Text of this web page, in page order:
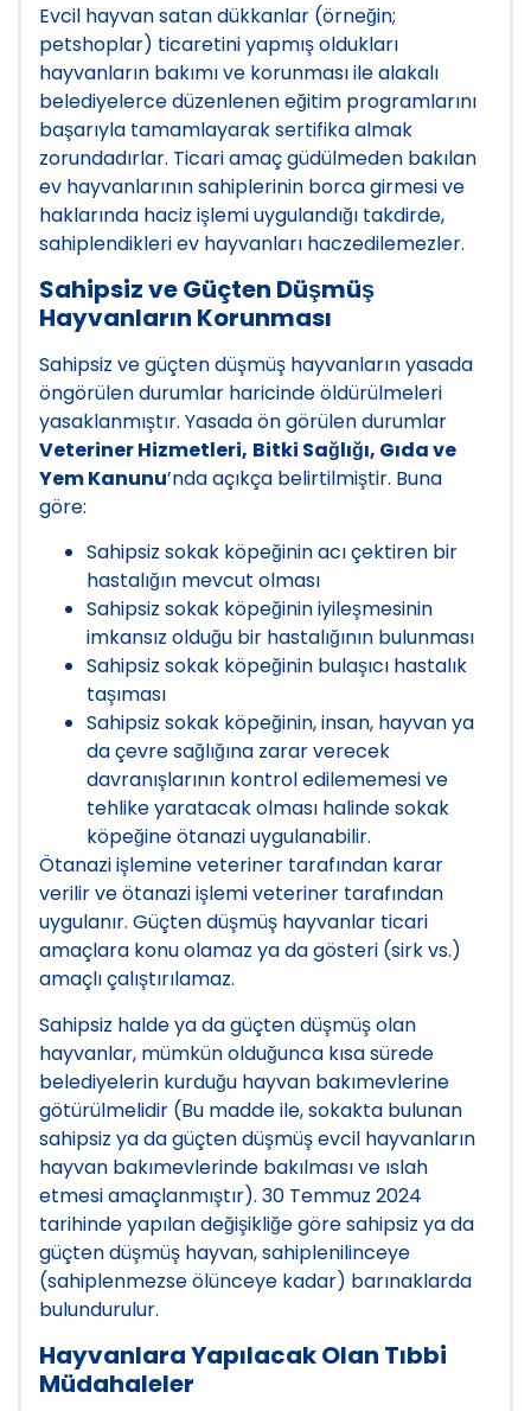
Evcil hayvan satan dükkanlar (örneğin;
petshoplar) ticaretini yapmış oldukları
hayvanların bakımı ve korunması ile alakalı
belediyelerce düzenlenen eğitim programlarını
başarıyla tamamlayarak sertifika almak
zorundadırlar. Ticari amaç güdülmeden bakılan
ev hayvanlarının sahiplerinin borca girmesi ve
haklarında haciz işlemi uygulandığı takdirde,
sahiplendikleri ev hayvanları haczedilemezler.
Sahipsiz ve Güçten Düşmüş
Hayvanların Korunması
Sahipsiz ve güçten düşmüş hayvanların yasada
öngörülen durumlar haricinde öldürülmeleri
yasaklanmıştır. Yasada ön görülen durumlar
Veteriner Hizmetleri, Bitki Sağlığı, Gıda ve
Yem Kanunu’nda açıkça belirtilmiştir. Buna
göre:
Sahipsiz sokak köpeğinin acı çektiren bir
hastalığın mevcut olması
Sahipsiz sokak köpeğinin iyileşmesinin
imkansız olduğu bir hastalığının bulunması
Sahipsiz sokak köpeğinin bulaşıcı hastalık
taşıması
Sahipsiz sokak köpeğinin, insan, hayvan ya
da çevre sağlığına zarar verecek
davranışlarının kontrol edilememesi ve
tehlike yaratacak olması halinde sokak
köpeğine ötanazi uygulanabilir.
Ötanazi işlemine veteriner tarafından karar
verilir ve ötanazi işlemi veteriner tarafından
uygulanır. Güçten düşmüş hayvanlar ticari
amaçlara konu olamaz ya da gösteri (sirk vs.)
amaçlı çalıştırılamaz.
Sahipsiz halde ya da güçten düşmüş olan
hayvanlar, mümkün olduğunca kısa sürede
belediyelerin kurduğu hayvan bakımevlerine
götürülmelidir (Bu madde ile, sokakta bulunan
sahipsiz ya da güçten düşmüş evcil hayvanların
hayvan bakımevlerinde bakılması ve ıslah
etmesi amaçlanmıştır). 30 Temmuz 2024
tarihinde yapılan değişikliğe göre sahipsiz ya da
güçten düşmüş hayvan, sahiplenilinceye
(sahiplenmezse ölünceye kadar) barınaklarda
bulundurulur.
Hayvanlara Yapılacak Olan Tıbbi
Müdahaleler